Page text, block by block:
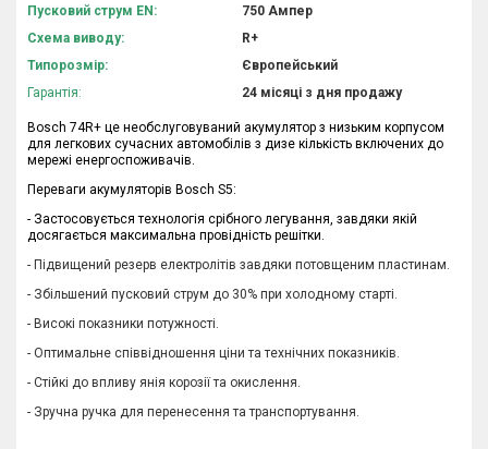
Пусковий струм EN:
750 Ампер
Схема виводу:
R+
Типорозмір:
Європейський
Гарантія:
24 місяці з дня продажу
Bosch 74R+ це необслуговуваний акумулятор з низьким корпусом
для легкових сучасних автомобілів з дизе кількість включених до
мережі енергоспоживачів.
Переваги акумуляторів Bosch S5:
- Застосовується технологія срібного легування, завдяки якій
досягається максимальна провідність решітки.
- Підвищений резерв електролітів завдяки потовщеним пластинам.
- Збільшений пусковий струм до 30% при холодному старті.
- Високі показники потужності.
- Оптимальне співвідношення ціни та технічних показників.
- Стійкі до впливу янія корозії та окислення.
- Зручна ручка для перенесення та транспортування.